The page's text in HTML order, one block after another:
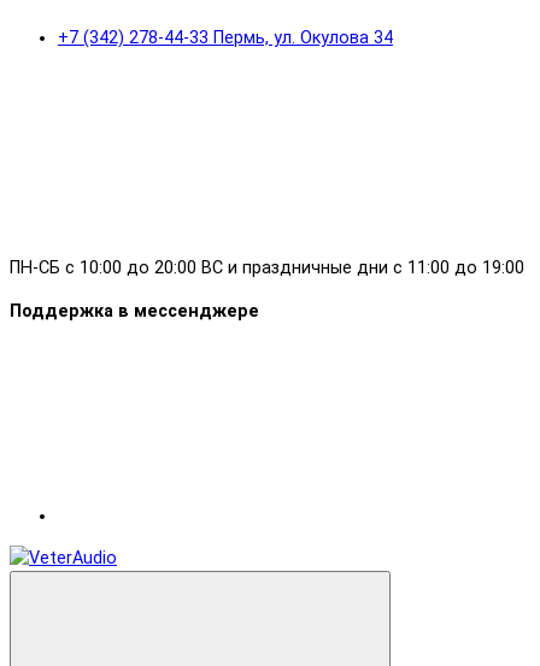
+7 (342) 278-44-33 Пермь, ул. Окулова 34
ПН-СБ с 10:00 до 20:00 ВС и праздничные дни с 11:00 до 19:00
Поддержка в мессенджере